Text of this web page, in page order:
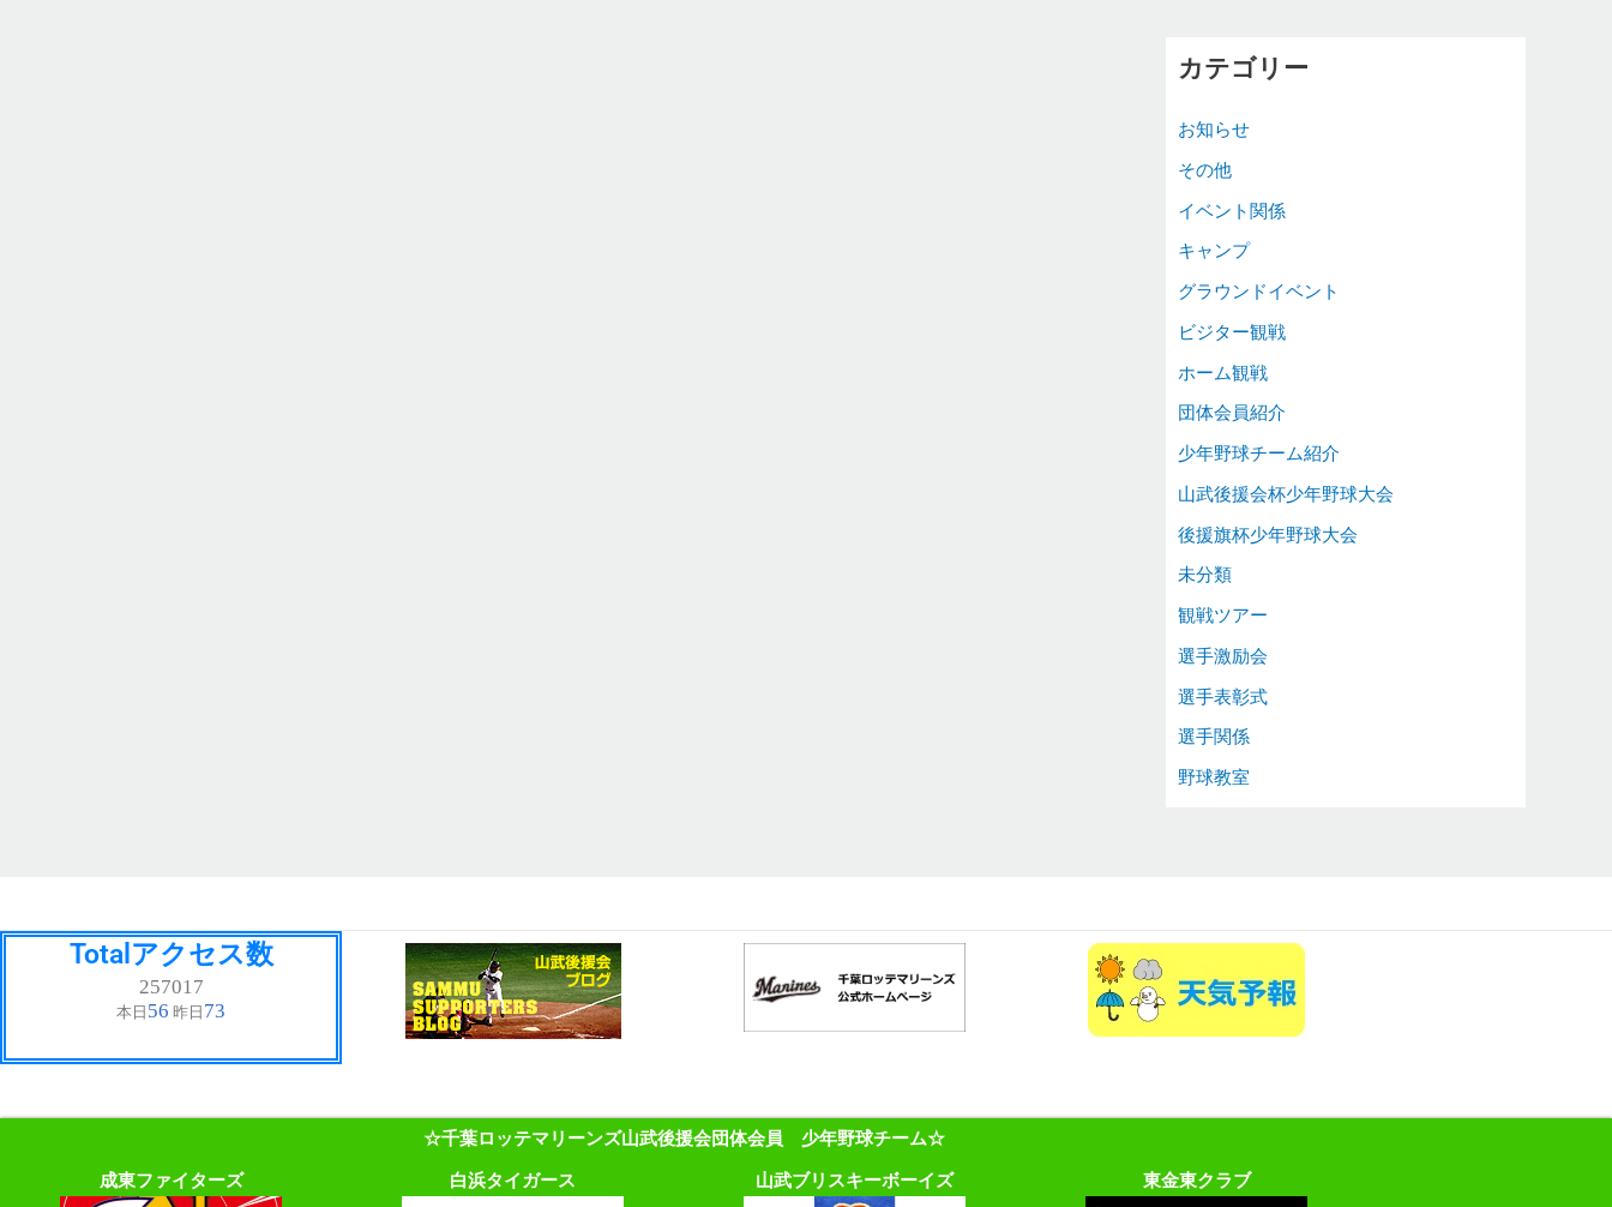
カテゴリー
お知らせ
その他
イベント関係
キャンプ
グラウンドイベント
ビジター観戦
ホーム観戦
団体会員紹介
少年野球チーム紹介
山武後援会杯少年野球大会
後援旗杯少年野球大会
未分類
観戦ツアー
選手激励会
選手表彰式
選手関係
野球教室
Totalアクセス数
☆千葉ロッテマリーンズ山武後援会団体会員 少年野球チーム☆
成東ファイターズ
白浜タイガース 山武ブリスキーボーイズ 東金東クラブ